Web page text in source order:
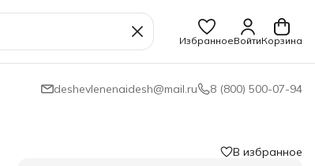
ИзбранноеВойтиКорзина
deshevlenenaidesh@mail.ru 8 (800) 500-07-94
В избранное